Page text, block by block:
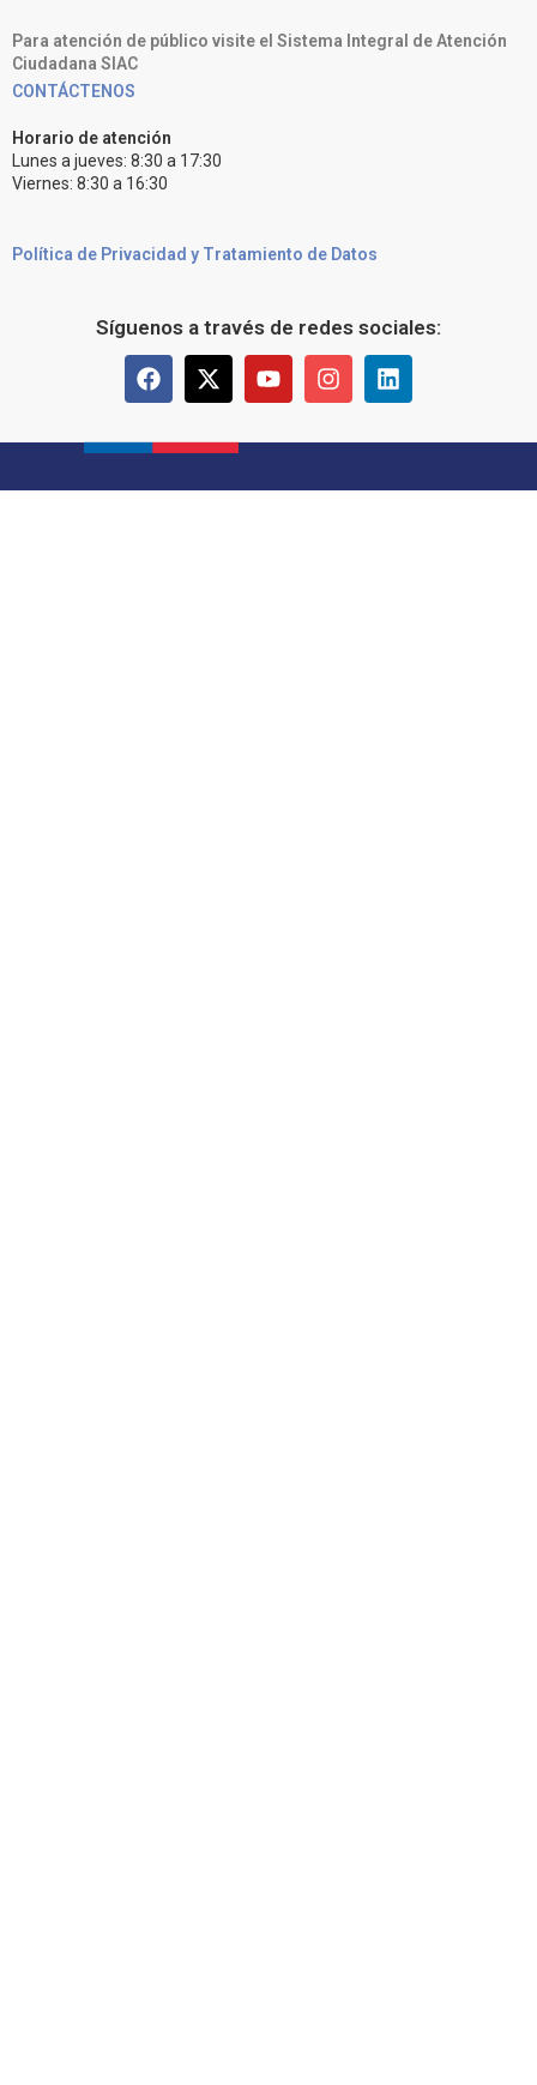
Para atención de público visite el Sistema Integral de Atención
Ciudadana SIAC
CONTÁCTENOS
Horario de atención
Lunes a jueves: 8:30 a 17:30
Viernes: 8:30 a 16:30
Política de Privacidad y Tratamiento de Datos
Síguenos a través de redes sociales: